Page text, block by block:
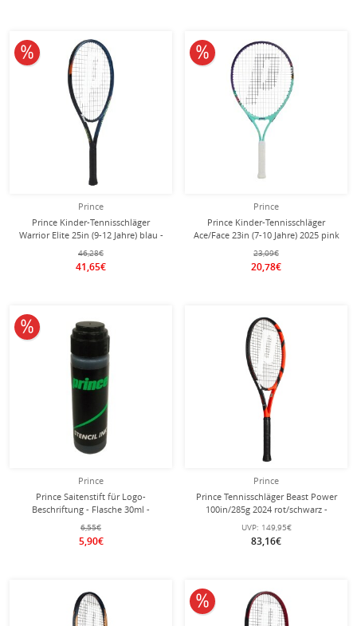
Prince
Prince Kinder-Tennisschläger
Warrior Elite 25in (9-12 Jahre) blau -
46,28€
41,65€
10% reduziert
Prince
Prince Kinder-Tennisschläger
Ace/Face 23in (7-10 Jahre) 2025 pink
23,09€
20,78€
10% reduziert
Prince
Prince Saitenstift für Logo-
Beschriftung - Flasche 30ml -
6,55€
5,90€
10% reduziert
Prince
Prince Tennisschläger Beast Power
100in/285g 2024 rot/schwarz -
UVP: 149,95€
83,16€
10% reduziert